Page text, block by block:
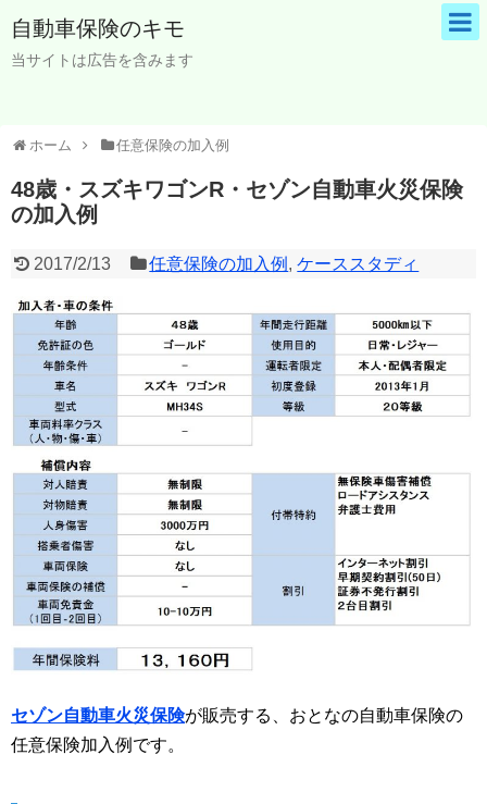
自動車保険のキモ
当サイトは広告を含みます
ホーム 任意保険の加入例
48歳・スズキワゴンR・セゾン自動車火災保険
の加入例
2017/2/13 任意保険の加入例 ,ケーススタディ
セゾン自動車火災保険が販売する、おとなの自動車保険の
任意保険加入例です。